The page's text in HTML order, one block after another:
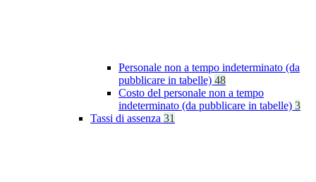
Personale non a tempo indeterminato (da
pubblicare in tabelle) 48
Costo del personale non a tempo
indeterminato (da pubblicare in tabelle) 3
Tassi di assenza 31